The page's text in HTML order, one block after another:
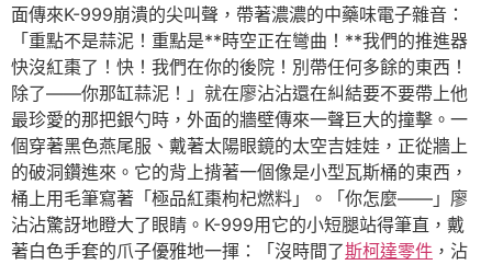
面傳來K-999崩潰的尖叫聲，帶著濃濃的中藥味電子雜音：
「重點不是蒜泥！重點是**時空正在彎曲！**我們的推進器
快沒紅棗了！快！我們在你的後院！別帶任何多餘的東西！
除了——你那缸蒜泥！」就在廖沾沾還在糾結要不要帶上他
最珍愛的那把銀勺時，外面的牆壁傳來一聲巨大的撞擊。一
個穿著黑色燕尾服、戴著太陽眼鏡的太空吉娃娃，正從牆上
的破洞鑽進來。它的背上揹著一個像是小型瓦斯桶的東西，
桶上用毛筆寫著「極品紅棗枸杞燃料」。「你怎麼——」廖
沾沾驚訝地瞪大了眼睛。K-999用它的小短腿站得筆直，戴
著白色手套的爪子優雅地一揮：「沒時間了斯柯達零件 ，沾